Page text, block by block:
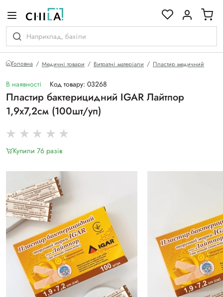
Головна Медичні товари Витратні матеріали Пластир медичний
В наявності Код товару: 03268
Пластир бактерицидний IGAR Лайтпор
1,9х7,2см (100шт/уп)
Купили 76 разiв
гамі